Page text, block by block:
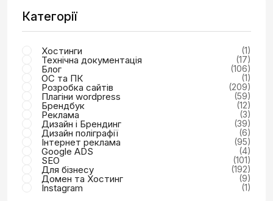
Категорії
Хостинги (1)
Технічна документація (17)
Блог (106)
ОС та ПК (1)
Розробка сайтів (209)
Плагіни wordpress (59)
Брендбук (12)
Реклама (3)
Дизайн і Брендинг (39)
Дизайн поліграфії (6)
Інтернет реклама (95)
Google ADS (4)
SEO (101)
Для бізнесу (192)
Домен та Хостинг (9)
Instagram (1)